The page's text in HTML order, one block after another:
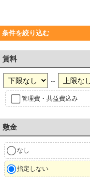
条件を絞り込む
賃料
～
管理費・共益費込み
敷金
なし
指定しない